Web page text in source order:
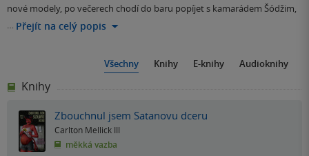
nové modely, po večerech chodí do baru popíjet s kamarádem Šódžim,
… Přejít na celý popis
Všechny Knihy E-knihy Audioknihy
Knihy
Zbouchnul jsem Satanovu dceru
Carlton Mellick III
měkká vazba